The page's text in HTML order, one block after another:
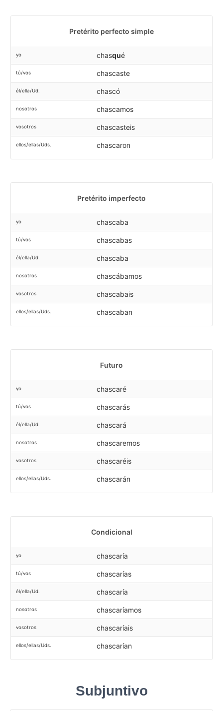
Pretérito perfecto simple
yo chasqué
tú/vos chascaste
él/ella/Ud. chascó
nosotros chascamos
vosotros chascasteis
ellos/ellas/Uds. chascaron
Pretérito imperfecto
yo chascaba
tú/vos chascabas
él/ella/Ud. chascaba
nosotros chascábamos
vosotros chascabais
ellos/ellas/Uds. chascaban
Futuro
yo chascaré
tú/vos chascarás
él/ella/Ud. chascará
nosotros chascaremos
vosotros chascaréis
ellos/ellas/Uds. chascarán
Condicional
yo chascaría
tú/vos chascarías
él/ella/Ud. chascaría
nosotros chascaríamos
vosotros chascaríais
ellos/ellas/Uds. chascarían
Subjuntivo